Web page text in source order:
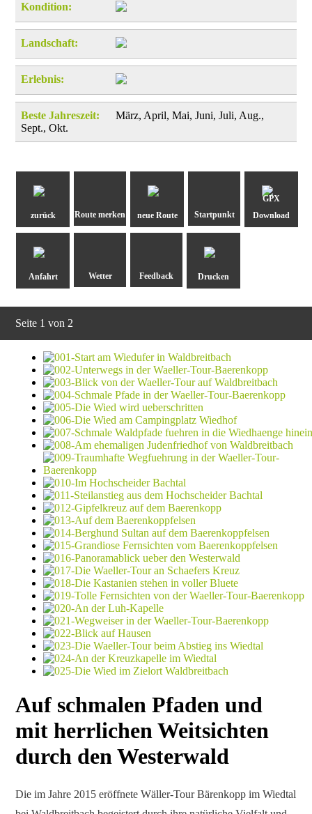
Kondition:
Landschaft:
Erlebnis:
Beste Jahreszeit:
März, April, Mai, Juni, Juli, Aug.,
Sept., Okt.
zurück neue Route
GPX
Download
Anfahrt Drucken
Seite 1 von 2
Auf schmalen Pfaden und
mit herrlichen Weitsichten
durch den Westerwald
Die im Jahre 2015 eröffnete Wäller-Tour Bärenkopp im Wiedtal